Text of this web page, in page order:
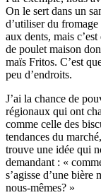
On le sert dans un
d’utiliser du
aux dents, mais
de poulet maison
maïs Fritos. C’est
peu d’endroits.
J’ai la chance de
régionaux qui ont
comme celle des
tendances du
trouve une idée qui
demandant : «
s’agisse d’une
nous-mêmes? »